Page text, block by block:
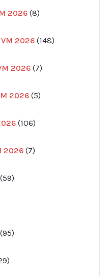
2026 8
produkter
2026 148
produkter
2026 7
produkter
2026 5
produkter
106
produkter
2026 7
produkter
59
produkter
95
produkter
produkter